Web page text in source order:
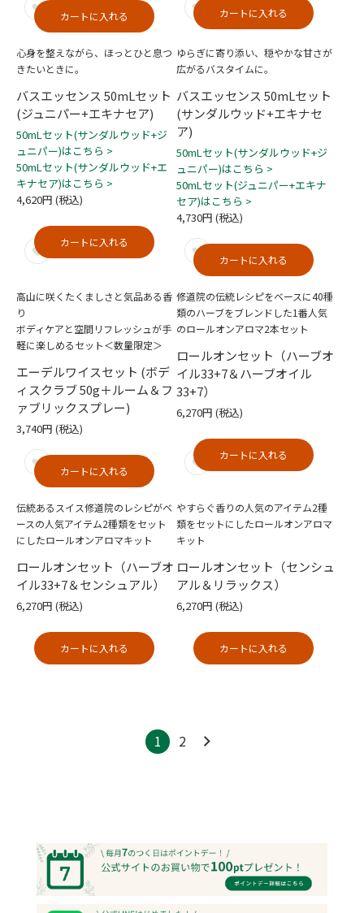
カートに入れる カートに入れる
心身を整えながら、ほっとひと息つ
きたいときに。
バスエッセンス 50mLセット
(ジュニパー+エキナセア)
50mLセット(サンダルウッド+ジ
ュニパー)はこちら >
50mLセット(サンダルウッド+エ
キナセア)はこちら >
4,620円 (税込)
カートに入れる
ゆらぎに寄り添い、穏やかな甘さが
広がるバスタイムに。
バスエッセンス 50mLセット
(サンダルウッド+エキナセ
ア)
50mLセット(サンダルウッド+ジ
ュニパー)はこちら >
50mLセット(ジュニパー+エキナ
セア)はこちら >
4,730円 (税込)
カートに入れる
高山に咲くたくましさと気品ある香
り
ボディケアと空間リフレッシュが手
軽に楽しめるセット＜数量限定＞
エーデルワイスセット (ボデ
ィスクラブ 50g＋ルーム＆フ
ァブリックスプレー)
3,740円 (税込)
カートに入れる
修道院の伝統レシピをベースに40種
類のハーブをブレンドした1番人気
のロールオンアロマ2本セット
ロールオンセット（ハーブオ
イル33+7＆ハーブオイル
33+7）
6,270円 (税込)
カートに入れる
伝統あるスイス修道院のレシピがベ
ースの人気アイテム2種類をセット
にしたロールオンアロマキット
ロールオンセット（ハーブオ
イル33+7＆センシュアル）
6,270円 (税込)
カートに入れる
やすらぐ香りの人気のアイテム2種
類をセットにしたロールオンアロマ
キット
ロールオンセット（センシュ
アル＆リラックス）
6,270円 (税込)
カートに入れる
1 2